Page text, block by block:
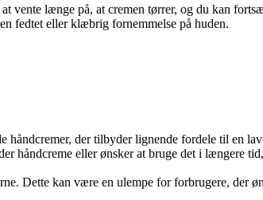
vente længe på, at cremen tørrer, og du kan
fedtet eller klæbrig fornemmelse på huden.
håndcremer, der tilbyder lignende fordele til en
håndcreme eller ønsker at bruge det i længere
Dette kan være en ulempe for forbrugere, der